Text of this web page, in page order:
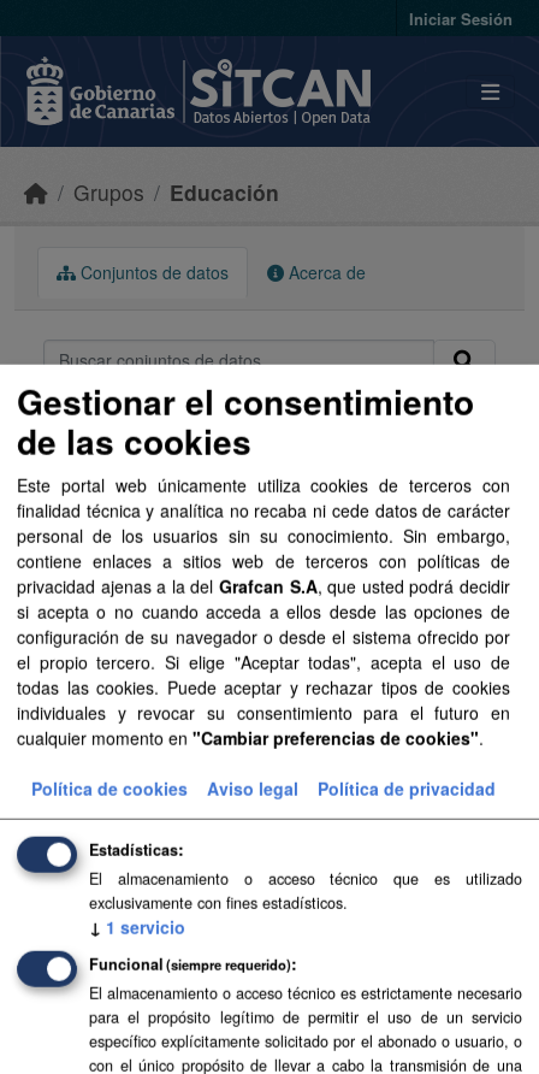
Iniciar Sesión
Grupos Educación
Conjuntos de datos Acerca de
Ordenar por
1 conjunto de datos encontrado
Grupos: Educación Formatos:
SHP
Filtrar Resultados
Centros educativos
Centros educativos y áreas de influencia de educación
infantil, primaria y secundaria de Canarias.
GeoJSON SHP CSV
Gestionar el consentimiento
de las cookies
Este portal web únicamente utiliza cookies de terceros con
finalidad técnica y analítica no recaba ni cede datos de carácter
personal de los usuarios sin su conocimiento. Sin embargo,
contiene enlaces a sitios web de terceros con políticas de
privacidad ajenas a la del Grafcan S.A, que usted podrá decidir
si acepta o no cuando acceda a ellos desde las opciones de
configuración de su navegador o desde el sistema ofrecido por
el propio tercero. Si elige "Aceptar todas", acepta el uso de
todas las cookies. Puede aceptar y rechazar tipos de cookies
individuales y revocar su consentimiento para el futuro en
cualquier momento en "Cambiar preferencias de cookies".
Política de cookies Aviso legal Política de privacidad
Estadísticas
El almacenamiento o acceso técnico que es utilizado
exclusivamente con fines estadísticos.
↓ 1 servicio
Funcional (siempre requerido)
El almacenamiento o acceso técnico es estrictamente necesario
para el propósito legítimo de permitir el uso de un servicio
específico explícitamente solicitado por el abonado o usuario, o
con el único propósito de llevar a cabo la transmisión de una